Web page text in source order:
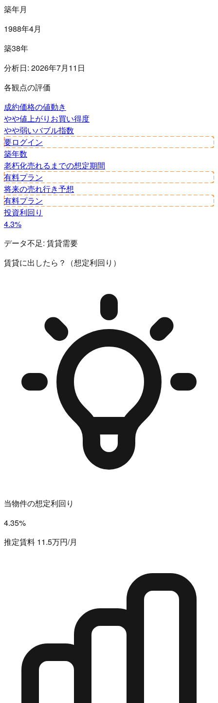
築年月
1988年4月
築38年
分析日: 2026年7月11日
各観点の評価
成約価格の値動き
やや値上がり お買い得度
やや弱いバブル指数
要ログイン
築年数
老朽化売れるまでの想定期間
有料プラン
将来の売れ行き予想
有料プラン
投資利回り
4.3%
データ不足: 賃貸需要
賃貸に出したら？（想定利回り）
当物件の想定利回り
4.35%
推定賃料 11.5万円/月